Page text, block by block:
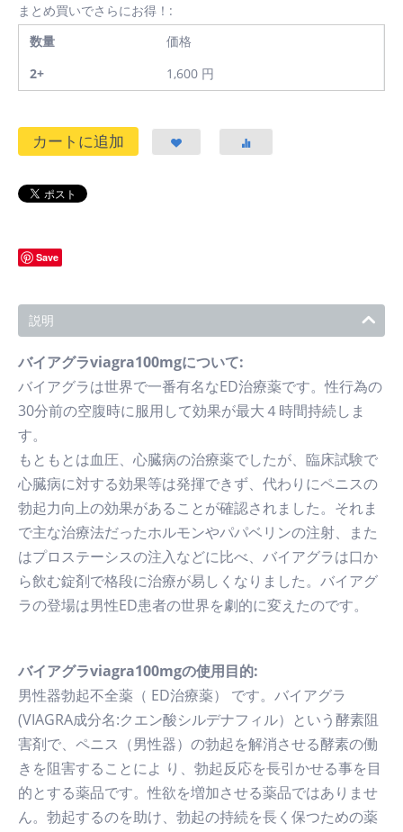
まとめ買いでさらにお得！:
数量
価格
2+
1,600 円
カートに追加
Save
説明
バイアグラviagra100mgについて:
バイアグラは世界で一番有名なED治療薬です。性行為の
30分前の空腹時に服用して効果が最大４時間持続しま
す。
もともとは血圧、心臓病の治療薬でしたが、臨床試験で
心臓病に対する効果等は発揮できず、代わりにペニスの
勃起力向上の効果があることが確認されました。それま
で主な治療法だったホルモンやパパベリンの注射、また
はプロステーシスの注入などに比べ、バイアグラは口か
ら飲む錠剤で格段に治療が易しくなりました。バイアグ
ラの登場は男性ED患者の世界を劇的に変えたのです。
バイアグラviagra100mgの使用目的:
男性器勃起不全薬（ ED治療薬） です。バイアグラ
(VIAGRA成分名:クエン酸シルデナフィル）という酵素阻
害剤で、ペニス（男性器）の勃起を解消させる酵素の働
きを阻害することによ り、勃起反応を長引かせる事を目
的とする薬品です。性欲を増加させる薬品ではありませ
ん。勃起するのを助け、勃起の持続を長く保つための薬